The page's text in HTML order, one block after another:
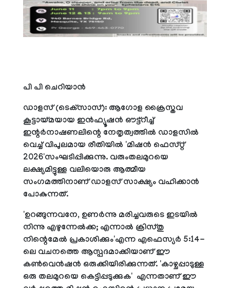
പി പി ചെറിയാന്‍
ഡാളസ് (ടെക്‌സാസ്): ആഗോള ക്രൈസ്തവ
കൂട്ടായ്മയായ ഇന്‍ഫ്യൂഷന്‍ ഔട്ട്‌റീച്ച്
ഇന്റര്‍നാഷണലിന്റെ നേതൃത്വത്തില്‍ ഡാളസില്‍
വെച്ച് വിപുലമായ രീതിയില്‍ 'മിഷന്‍ ഫെസ്റ്റ്
2026'സംഘടിപ്പിക്കുന്നു. വരുംതലമുറയെ
ലക്ഷ്യമിട്ടുള്ള വലിയൊരു ആത്മീയ
സംഗമത്തിനാണ് ഡാളസ് സാക്ഷ്യം വഹിക്കാന്‍
പോകുന്നത്.
'ഉറങ്ങുന്നവനേ, ഉണര്‍ന്നു മരിച്ചവരുടെ ഇടയില്‍
നിന്നു എഴുന്നേല്‍ക്ക; എന്നാല്‍ ക്രിസ്തു
നിന്റെമേല്‍ പ്രകാശിക്കും'എന്ന എഫെസ്യര്‍ 5:14-
ലെ വചനത്തെ ആസ്പദമാക്കിയാണ് ഈ
കണ്‍വെന്‍ഷന്‍ ഒരുക്കിയിരിക്കുന്നത്. 'കാഴ്ചപ്പാടുള്ള
ഒരു തലമുറയെ കെട്ടിപ്പടുക്കുക' എന്നതാണ് ഈ